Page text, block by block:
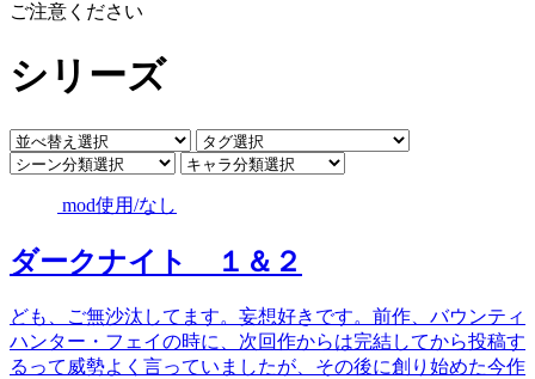
ご注意ください
シリーズ
mod使用/なし
ダークナイト １＆２
ども、ご無沙汰してます。妄想好きです。前作、バウンティ
ハンター・フェイの時に、次回作からは完結してから投稿す
るって威勢よく言っていましたが、その後に創り始めた今作